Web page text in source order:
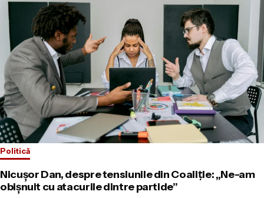
Politică
Nicuşor Dan, despre tensiunile din Coaliţie: „Ne-am
obişnuit cu atacurile dintre partide”